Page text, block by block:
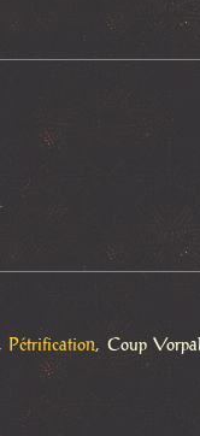
Pétrification, Coup